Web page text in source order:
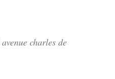
avenue charles de